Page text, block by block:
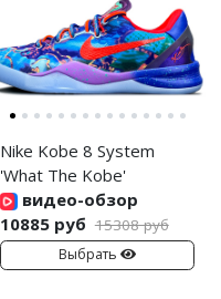
Nike Kobe 8 System
'What The Kobe'
видео-обзор
10885 руб 15308 руб
Выбрать